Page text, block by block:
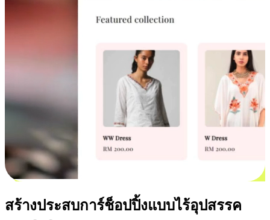
สร้างประสบการ์ช็อปปิ้งแบบไร้อุปสรรค